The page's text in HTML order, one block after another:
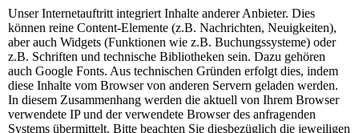
Unser Internetauftritt integriert Inhalte anderer Anbieter. Dies
können reine Content-Elemente (z.B. Nachrichten, Neuigkeiten),
aber auch Widgets (Funktionen wie z.B. Buchungssysteme) oder
z.B. Schriften und technische Bibliotheken sein. Dazu gehören
auch Google Fonts. Aus technischen Gründen erfolgt dies, indem
diese Inhalte vom Browser von anderen Servern geladen werden.
In diesem Zusammenhang werden die aktuell von Ihrem Browser
verwendete IP und der verwendete Browser des anfragenden
Systems übermittelt. Bitte beachten Sie diesbezüglich die jeweiligen